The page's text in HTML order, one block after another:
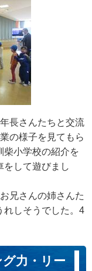
長さんたちと交流
の様子を見てもら
柴小学校の紹介を
をして遊びまし
兄さんの姉さんた
れしそうでした。4
力・リー